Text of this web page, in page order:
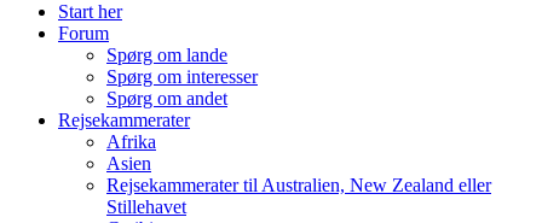
Start her
Forum
Spørg om lande
Spørg om interesser
Spørg om andet
Rejsekammerater
Afrika
Asien
Rejsekammerater til Australien, New Zealand eller
Stillehavet